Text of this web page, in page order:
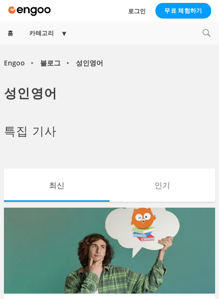
로그인 무료 체험하기
홈 카테고리
Engoo ► 블로그 ► 성인영어
성인영어
특집 기사
최신 인기